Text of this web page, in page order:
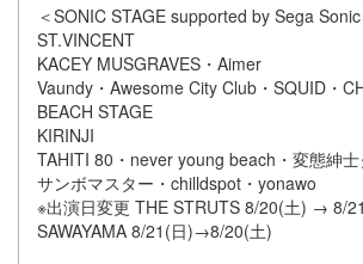
＜SONIC STAGE supported by Sega
ST.VINCENT
KACEY MUSGRAVES・Aimer
Vaundy・Awesome City Club・SQUID・
BEACH STAGE
KIRINJI
TAHITI 80・never young beach・変態紳
サンボマスター・chilldspot・yonawo
※出演日変更 THE STRUTS 8/20(土) → 8/
SAWAYAMA 8/21(日)→8/20(土)